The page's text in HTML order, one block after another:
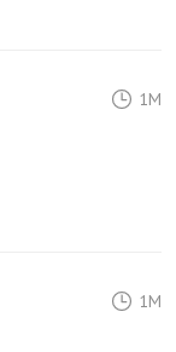
1M
1M